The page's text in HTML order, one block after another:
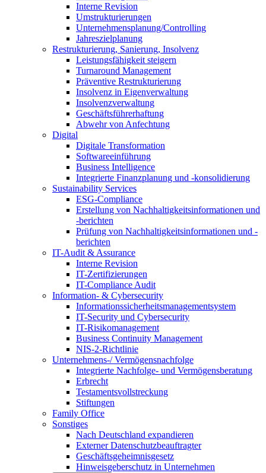
Interne Revision
Umstrukturierungen
Unternehmensplanung/Controlling
Jahreszielplanung
Restrukturierung, Sanierung, Insolvenz
Leistungsfähigkeit steigern
Turnaround Management
Präventive Restrukturierung
Insolvenz in Eigenverwaltung
Insolvenzverwaltung
Geschäftsführerhaftung
Abwehr von Anfechtung
Digital
Digitale Transformation
Softwareeinführung
Business Intelligence
Integrierte Finanzplanung und -konsolidierung
Sustainability Services
ESG-Compliance
Erstellung von Nachhaltigkeitsinformationen und
-berichten
Prüfung von Nachhaltigkeitsinformationen und -
berichten
IT-Audit & Assurance
Interne Revision
IT-Zertifizierungen
IT-Compliance Audit
Information- & Cybersecurity
Informationssicherheitsmanagementsystem
IT-Security und Cybersecurity
IT-Risikomanagement
Business Continuity Management
NIS-2-Richtlinie
Unternehmens-/Vermögensnachfolge
Integrierte Nachfolge- und Vermögensberatung
Erbrecht
Testamentsvollstreckung
Stiftungen
Family Office
Sonstiges
Nach Deutschland expandieren
Externer Datenschutzbeauftragter
Geschäftsgeheimnisgesetz
Hinweisgeberschutz in Unternehmen